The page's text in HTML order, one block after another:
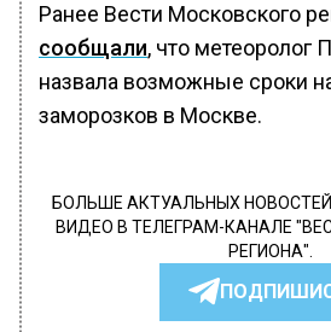
Ранее Вести Московского
сообщали, что метеоролог
назвала возможные сроки
заморозков в Москве.
БОЛЬШЕ АКТУАЛЬНЫХ
ВИДЕО В ТЕЛЕГРАМ-КАНАЛЕ
РЕГИОНА".